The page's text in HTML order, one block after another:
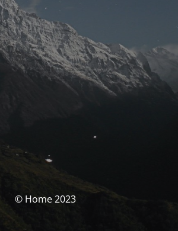
© Home 2023